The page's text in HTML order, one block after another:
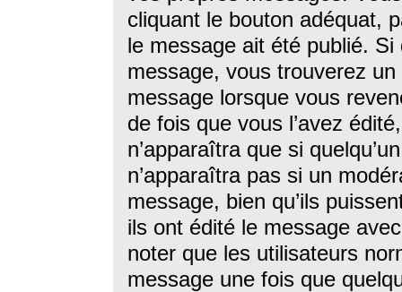
cliquant le bouton adéquat,
le message ait été publié. Si
message, vous trouverez
message lorsque vous
de fois que vous l’avez
n’apparaîtra que si
n’apparaîtra pas si un
message, bien qu’ils
ils ont édité le message
noter que les utilisateurs
message une fois que